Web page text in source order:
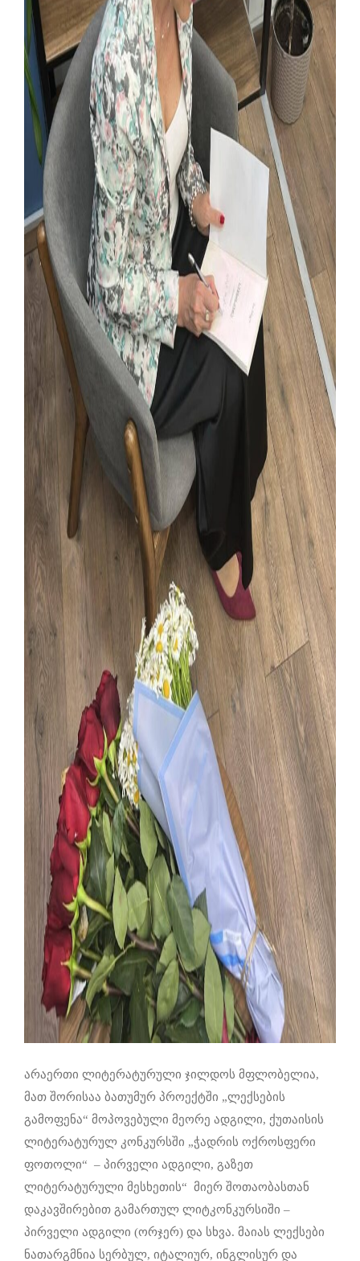
არაერთი ლიტერატურული ჯილდოს მფლობელია,
მათ შორისაა ბათუმურ პროექტში „ლექსების
გამოფენა“ მოპოვებული მეორე ადგილი, ქუთაისის
ლიტერატურულ კონკურსში „ჭადრის ოქროსფერი
ფოთოლი“ – პირველი ადგილი, გაზეთ
ლიტერატურული მესხეთის“ მიერ შოთაობასთან
დაკავშირებით გამართულ ლიტკონკურსიში –
პირველი ადგილი (ორჯერ) და სხვა. მაიას ლექსები
ნათარგმნია სერბულ, იტალიურ, ინგლისურ და